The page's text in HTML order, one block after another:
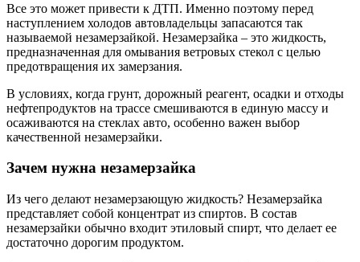
Все это может привести к ДТП. Именно поэтому перед
наступлением холодов автовладельцы запасаются так
называемой незамерзайкой. Незамерзайка – это жидкость,
предназначенная для омывания ветровых стекол с целью
предотвращения их замерзания.
В условиях, когда грунт, дорожный реагент, осадки и отходы
нефтепродуктов на трассе смешиваются в единую массу и
осаживаются на стеклах авто, особенно важен выбор
качественной незамерзайки.
Зачем нужна незамерзайка
Из чего делают незамерзающую жидкость? Незамерзайка
представляет собой концентрат из спиртов. В состав
незамерзайки обычно входит этиловый спирт, что делает ее
достаточно дорогим продуктом.